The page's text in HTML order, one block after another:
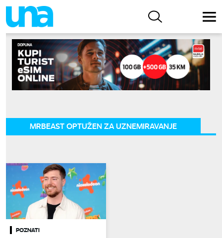
MRBEAST OPTUŽEN ZA UZNEMIRAVANJE
POZNATI